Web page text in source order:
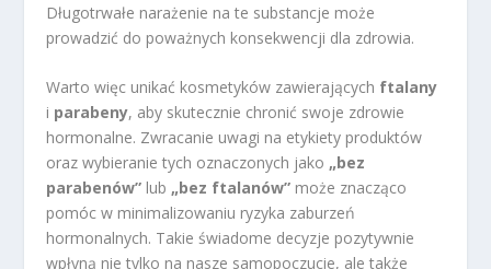
Długotrwałe narażenie na te substancje może
prowadzić do poważnych konsekwencji dla zdrowia.
Warto więc unikać kosmetyków zawierających ftalany
i parabeny, aby skutecznie chronić swoje zdrowie
hormonalne. Zwracanie uwagi na etykiety produktów
oraz wybieranie tych oznaczonych jako „bez
parabenów” lub „bez ftalanów” może znacząco
pomóc w minimalizowaniu ryzyka zaburzeń
hormonalnych. Takie świadome decyzje pozytywnie
wpłyną nie tylko na nasze samopoczucie, ale także